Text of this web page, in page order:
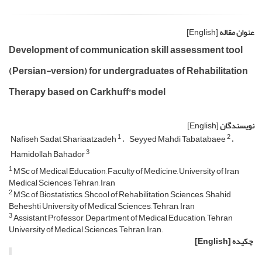
عنوان مقاله[English]
Development of communication skill assessment tool
(Persian-version) for undergraduates of Rehabilitation
Therapy based on Carkhuff’s model
نویسندگان[English]
Nafiseh Sadat Shariaatzadeh1 Seyyed Mahdi Tabatabaee2
Hamidollah Bahador3
1MSc of Medical Education, Faculty of Medicine, University of Iran
Medical Sciences Tehran, Iran
2MSc of Biostatistics, Shcool of Rehabilitation Sciences, Shahid
Beheshti University of Medical Sciences, Tehran, Iran
3Assistant Professor, Department of Medical Education, Tehran
University of Medical Sciences, Tehran, Iran.
چکیده[English]